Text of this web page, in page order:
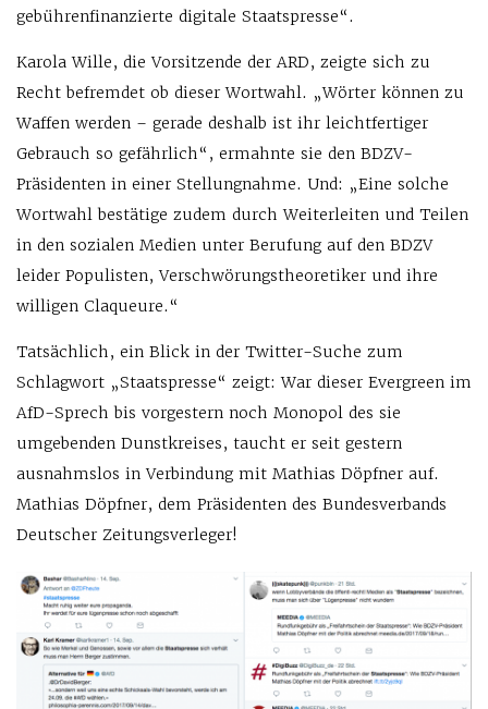
gebührenfinanzierte digitale Staatspresse“.
Karola Wille, die Vorsitzende der ARD, zeigte sich zu
Recht befremdet ob dieser Wortwahl. „Wörter können zu
Waffen werden – gerade deshalb ist ihr leichtfertiger
Gebrauch so gefährlich“, ermahnte sie den BDZV-
Präsidenten in einer Stellungnahme. Und: „Eine solche
Wortwahl bestätige zudem durch Weiterleiten und Teilen
in den sozialen Medien unter Berufung auf den BDZV
leider Populisten, Verschwörungstheoretiker und ihre
willigen Claqueure.“
Tatsächlich, ein Blick in der Twitter-Suche zum
Schlagwort „Staatspresse“ zeigt: War dieser Evergreen im
AfD-Sprech bis vorgestern noch Monopol des sie
umgebenden Dunstkreises, taucht er seit gestern
ausnahmslos in Verbindung mit Mathias Döpfner auf.
Mathias Döpfner, dem Präsidenten des Bundesverbands
Deutscher Zeitungsverleger!